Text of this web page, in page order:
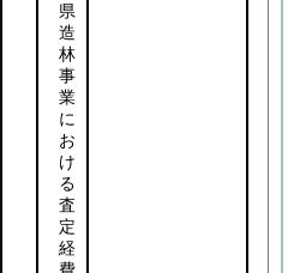
県
造
林
事
業
に
お
け
る
査
定
経